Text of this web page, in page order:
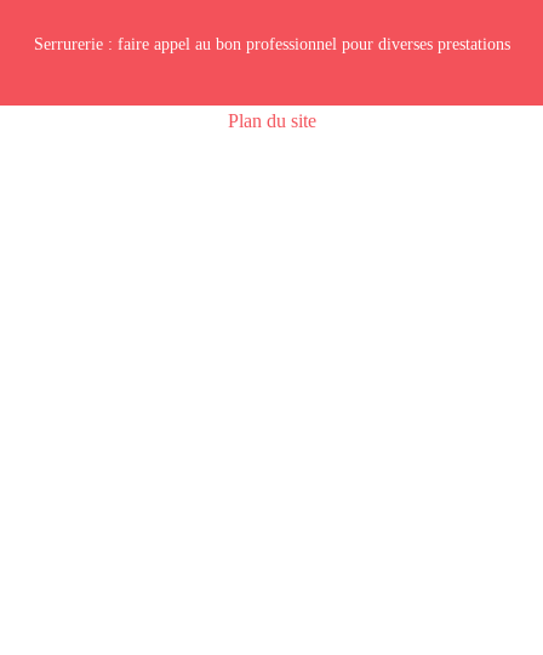
Serrurerie : faire appel au bon professionnel pour diverses prestations
Plan du site